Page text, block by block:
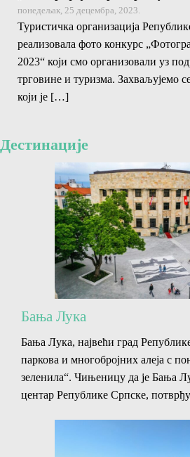
понедељак, 25 децембра, 2023.
Туристичка организација
реализовала фото конкурс
2023“ који смо организовали уз
трговине и туризма. Захваљујемо
који је […]
Дестинације
Бања Лука
Бања Лука, највећи град
паркова и многобројних алеја с
зеленила“. Чињеницу да је Бања
центар Републике Српске,